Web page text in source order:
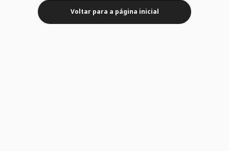
Voltar para a página inicial